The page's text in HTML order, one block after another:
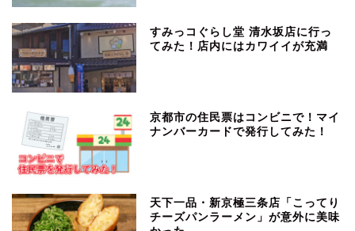
すみっコぐらし堂 清水坂店に行っ
てみた！店内にはカワイイが充満
京都市の住民票はコンビニで！マイ
ナンバーカードで発行してみた！
天下一品・新京極三条店「こってり
チーズパンラーメン」が意外に美味